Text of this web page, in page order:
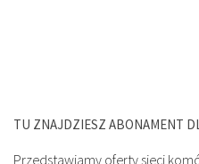
TU ZNAJDZIESZ ABONAMENT
Przedstawiamy oferty sieci